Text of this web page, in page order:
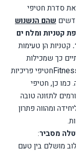
סדרת חטיפי
שהם הנשנוש
קטניות ומלח ים
קטניות הן טעימות
כך שמכילות
חטיפי פריכיות
כמו כן, חטיפי
לתזונה טובה
6 קלוריות ליחידה ומהווה פתרון
מסביר:
מושלם בין טעם